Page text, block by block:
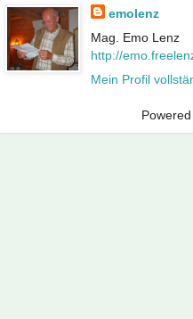
emolenz
Mag. Emo Lenz
http://
Mein Profil